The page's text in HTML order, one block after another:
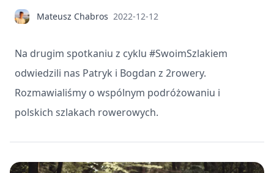
Mateusz Chabros 2022-12-12
Na drugim spotkaniu z cyklu #SwoimSzlakiem
odwiedzili nas Patryk i Bogdan z 2rowery.
Rozmawialiśmy o wspólnym podróżowaniu i
polskich szlakach rowerowych.